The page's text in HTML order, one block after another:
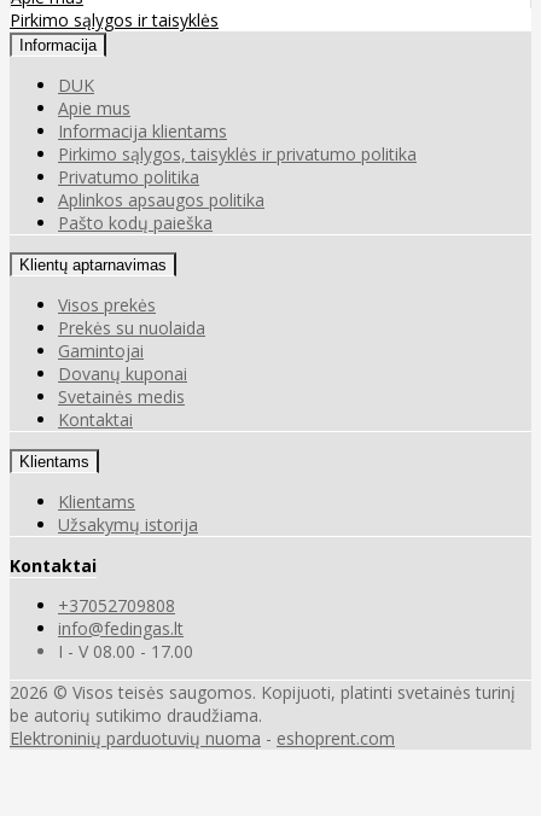
Pirkimo sąlygos ir taisyklės
Informacija
DUK
Apie mus
Informacija klientams
Pirkimo sąlygos, taisyklės ir privatumo politika
Privatumo politika
Aplinkos apsaugos politika
Pašto kodų paieška
Klientų aptarnavimas
Visos prekės
Prekės su nuolaida
Gamintojai
Dovanų kuponai
Svetainės medis
Kontaktai
Klientams
Klientams
Užsakymų istorija
Kontaktai
+37052709808
info@fedingas.lt
I - V 08.00 - 17.00
2026 © Visos teisės saugomos. Kopijuoti, platinti svetainės turinį
be autorių sutikimo draudžiama.
Elektroninių parduotuvių nuoma - eshoprent.com